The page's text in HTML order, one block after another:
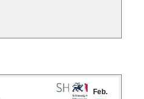
Feb.